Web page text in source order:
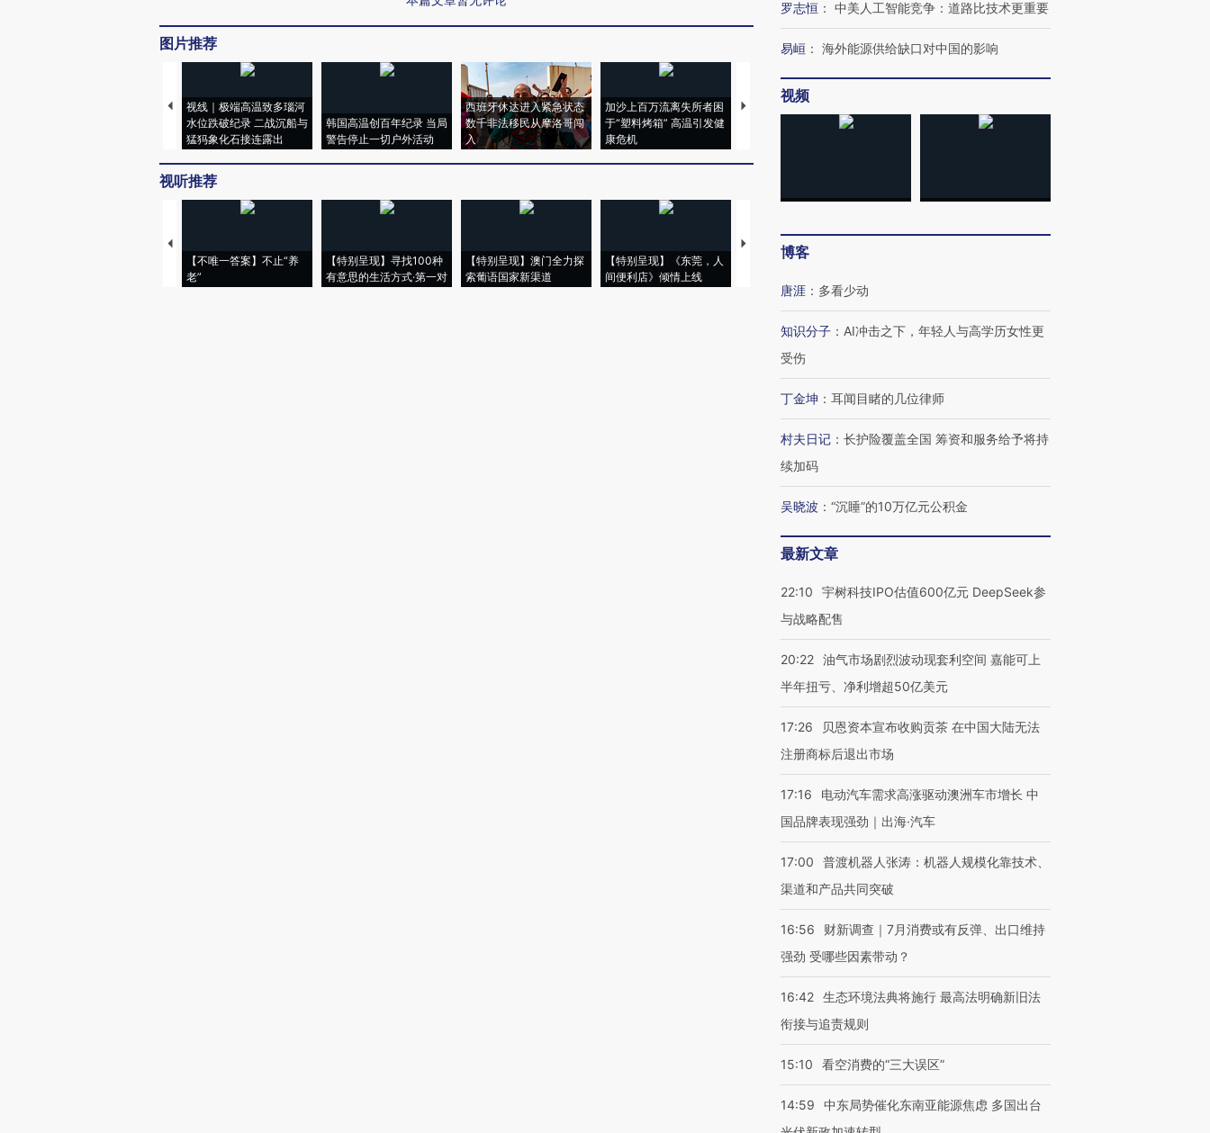
图片推荐
视线｜极端高温致多瑙河
水位跌破纪录 二战沉船与
猛犸象化石接连露出
韩国高温创百年纪录 当局
警告停止一切户外活动
西班牙休达进入紧急状态
数千非法移民从摩洛哥闯
入
加沙上百万流离失所者困
于“塑料烤箱” 高温引发健
康危机
视线｜HYROX的吸金
术：是什么让中产们甘
粒摇头丸 尿检体内含3种
视听推荐
【不唯一答案】不止“养
老”
【特别呈现】寻找100种
有意思的生活方式·第一对
【特别呈现】澳门全力探
索葡语国家新渠道
【特别呈现】《东莞，人
间便利店》倾情上线
【推广】走进第四届链博
会，让数智科技“链”接产
罗志恒 ： 中美人工智能竞争：道路比技术更重要
易峘 ： 海外能源供给缺口对中国的影响
视频
博客
唐涯 ： 多看少动
知识分子 ： AI冲击之下，年轻人与高学历女性更
受伤
丁金坤 ： 耳闻目睹的几位律师
村夫日记 ： 长护险覆盖全国 筹资和服务给予将持
续加码
吴晓波 ： “沉睡”的10万亿元公积金
最新文章
22:10
宇树科技IPO估值600亿元 DeepSeek参
与战略配售
20:22 油气市场剧烈波动现套利空间 嘉能可上
半年扭亏、净利增超50亿美元
17:26
贝恩资本宣布收购贡茶 在中国大陆无法
注册商标后退出市场
17:16
电动汽车需求高涨驱动澳洲车市增长 中
国品牌表现强劲｜出海·汽车
17:00
普渡机器人张涛：机器人规模化靠技术、
渠道和产品共同突破
16:56
财新调查｜7月消费或有反弹、出口维持
强劲 受哪些因素带动？
16:42 生态环境法典将施行 最高法明确新旧法
衔接与追责规则
15:10 看空消费的“三大误区”
14:59
中东局势催化东南亚能源焦虑 多国出台